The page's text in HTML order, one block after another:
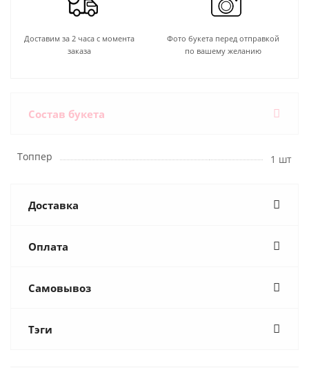
Доставим за 2 часа с момента
заказа
Фото букета перед отправкой
по вашему желанию
Состав букета
Топпер 1 шт
Доставка
Оплата
Самовывоз
Тэги